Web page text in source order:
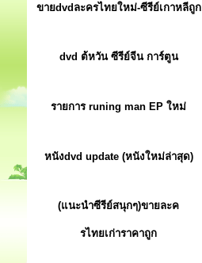
ขายdvdละครไทยใหม่-ซีรีย์เกาหลีถูก
dvd ต้หวัน ซีรีย์จีน การ์ตูน
รายการ runing man EP ใหม่
หนังdvd update (หนังใหม่ล่าสุด)
(แนะนำซีรีย์สนุกๆ)ขายละค
รไทยเก่าราคาถูก